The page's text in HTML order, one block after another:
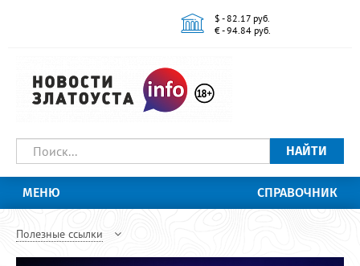
$ - 82.17 руб.
€ - 94.84 руб.
НАЙТИ
МЕНЮ СПРАВОЧНИК
Полезные ссылки